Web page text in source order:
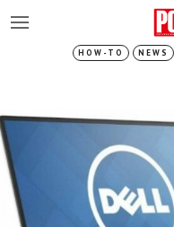
HOW-TO NEWS